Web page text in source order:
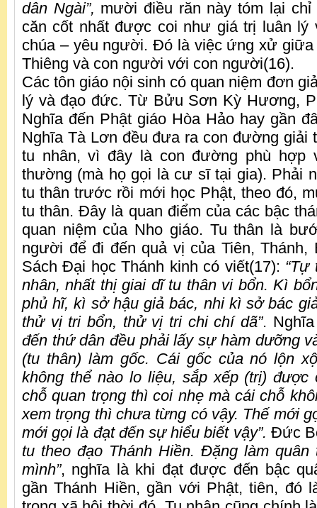
dân Ngài”, mười điều răn này tóm lại
căn cốt nhất được coi như giá trị luân lý
chúa – yêu người. Đó là việc ứng xử
Thiêng và con người với con người(16).
Các tôn giáo nội sinh có quan niệm đơn
lý và đạo đức. Từ Bửu Sơn Kỳ Hương,
Nghĩa đến Phật giáo Hòa Hảo hay gần
Nghĩa Tà Lơn đều đưa ra con đường giải
tu nhân, vì đây là con đường phù hợp
thường (mà họ gọi là cư sĩ tại gia). Phải
tu thân trước rồi mới học Phật, theo đó,
tu thân. Đây là quan điểm của các bậc
quan niệm của Nho giáo. Tu thân là
người để đi đến quả vị của Tiên, Thánh,
Sách Đại học Thánh kinh có viết(17):
nhân, nhất thị giai dĩ tu thân vi bổn. Kì
phủ hĩ, kì sở hậu giả bác, nhi kì sở bác
thử vị tri bổn, thử vị tri chi chí dã”.
đến thứ dân đều phải lấy sự hàm dưỡng
(tu thân) làm gốc. Cái gốc của nó lộn
không thể nào lo liệu, sắp xếp (trị) được
chỗ quan trọng thì coi nhẹ mà cái chỗ
xem trọng thì chưa từng có vậy. Thế mới
mới gọi là đạt đến sự hiểu biết vậy”. Đức
tu theo đạo Thánh Hiền. Đặng làm quân
mình”, nghĩa là khi đạt được đến bậc
gần Thánh Hiền, gần với Phật, tiên, đó